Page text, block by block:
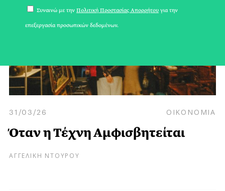
31/03/26 ΟΙΚΟΝΟΜΙΑ
Όταν η Τέχνη Αμφισβητείται
ΑΓΓΕΛΙΚΗ ΝΤΟΥΡΟΥ
Συναινώ με την Πολιτική Προστασίας Απορρήτου για την
επεξεργασία προσωπικών δεδομένων.